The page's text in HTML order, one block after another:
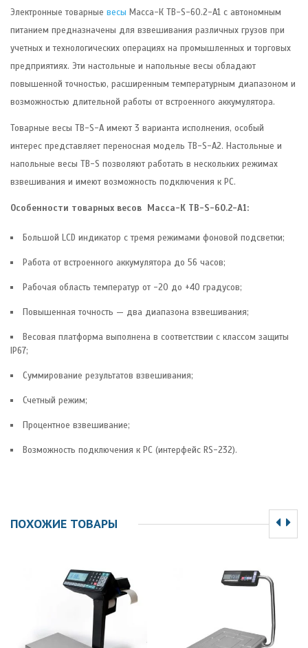
Электронные товарные весы Масса-К ТB-S-60.2-А1 c автономным
питанием предназначены для взвешивания различных грузов при
учетных и технологических операциях на промышленных и торговых
предприятиях. Эти настольные и напольные весы обладают
повышенной точностью, расширенным температурным диапазоном и
возможностью длительной работы от встроенного аккумулятора.
Товарные весы TB-S-А имеют 3 варианта исполнения, особый
интерес представляет переносная модель TB-S-А2. Настольные и
напольные весы TB-S позволяют работать в нескольких режимах
взвешивания и имеют возможность подключения к РС.
Особенности товарных весов Масса-К TB-S-60.2-А1:
Большой LCD индикатор с тремя режимами фоновой подсветки;
Работа от встроенного аккумулятора до 56 часов;
Рабочая область температур от -20 до +40 градусов;
Повышенная точность — два диапазона взвешивания;
Весовая платформа выполнена в соответствии с классом защиты
IP67;
Суммирование результатов взвешивания;
Счетный режим;
Процентное взвешивание;
Возможность подключения к PC (интерфейс RS-232).
ПОХОЖИЕ ТОВАРЫ